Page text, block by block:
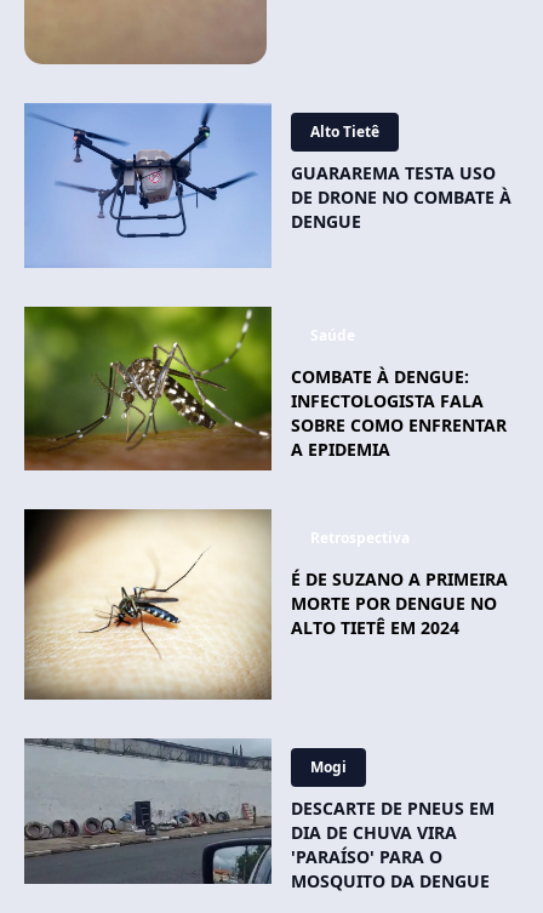
Alto Tietê
GUARAREMA TESTA USO
DE DRONE NO COMBATE À
DENGUE
Saúde
COMBATE À DENGUE:
INFECTOLOGISTA FALA
SOBRE COMO ENFRENTAR
A EPIDEMIA
Retrospectiva
É DE SUZANO A PRIMEIRA
MORTE POR DENGUE NO
ALTO TIETÊ EM 2024
Mogi
DESCARTE DE PNEUS EM
DIA DE CHUVA VIRA
'PARAÍSO' PARA O
MOSQUITO DA DENGUE